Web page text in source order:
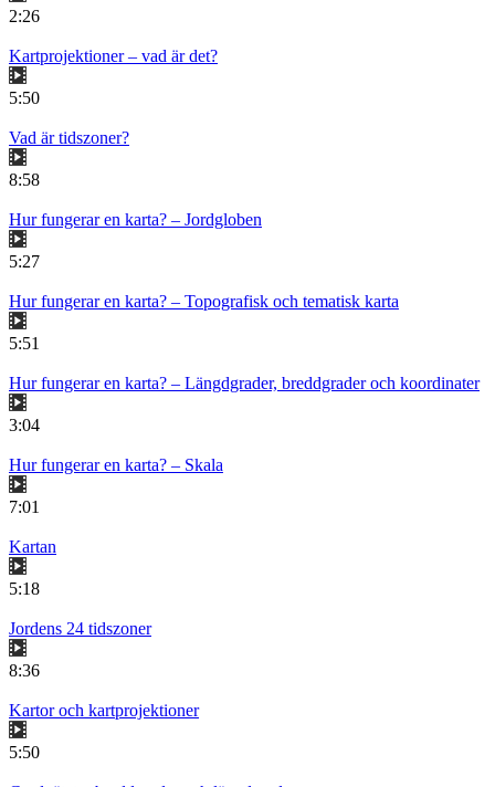
2:26
Kartprojektioner – vad är det?
5:50
Vad är tidszoner?
8:58
Hur fungerar en karta? – Jordgloben
5:27
Hur fungerar en karta? – Topografisk och tematisk karta
5:51
Hur fungerar en karta? – Längdgrader, breddgrader och koordinater
3:04
Hur fungerar en karta? – Skala
7:01
Kartan
5:18
Jordens 24 tidszoner
8:36
Kartor och kartprojektioner
5:50